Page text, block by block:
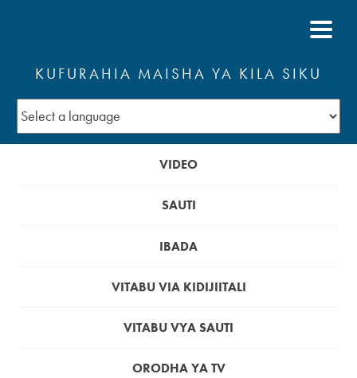
KUFURAHIA MAISHA YA KILA SIKU
VIDEO
SAUTI
IBADA
VITABU VIA KIDIJIITALI
VITABU VYA SAUTI
ORODHA YA TV